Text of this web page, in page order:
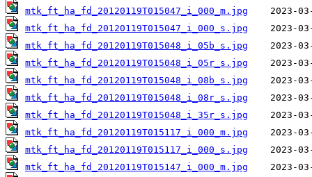
mtk_ft_ha_fd_20120119T015047_i_000_m.jpg
mtk_ft_ha_fd_20120119T015047_i_000_s.jpg
mtk_ft_ha_fd_20120119T015048_i_05b_s.jpg
mtk_ft_ha_fd_20120119T015048_i_05r_s.jpg
mtk_ft_ha_fd_20120119T015048_i_08b_s.jpg
mtk_ft_ha_fd_20120119T015048_i_08r_s.jpg
mtk_ft_ha_fd_20120119T015048_i_35r_s.jpg
mtk_ft_ha_fd_20120119T015117_i_000_m.jpg
mtk_ft_ha_fd_20120119T015117_i_000_s.jpg
mtk_ft_ha_fd_20120119T015147_i_000_m.jpg